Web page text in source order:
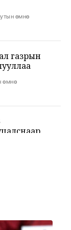
газрын
өмнө
өмнө